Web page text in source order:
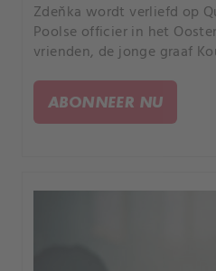
Zdeňka wordt verliefd op
Poolse officier in het
vrienden, de jonge graaf
afstevent.
ABONNEER NU